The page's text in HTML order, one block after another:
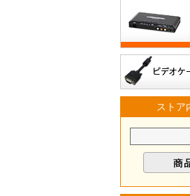
ストア